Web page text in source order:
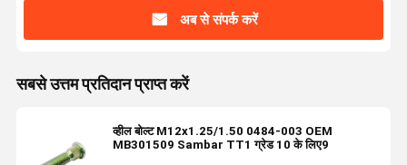
अब से संपर्क करें
सबसे उत्तम प्रतिदान प्राप्त करें
व्हील बोल्ट M12x1.25/1.50 0484-003 OEM
MB301509 Sambar TT1 ग्रेड 10 के लिए9